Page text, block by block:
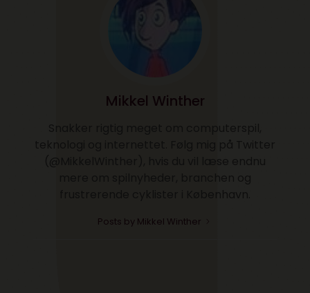
Mikkel Winther
Posts by Mikkel Winther